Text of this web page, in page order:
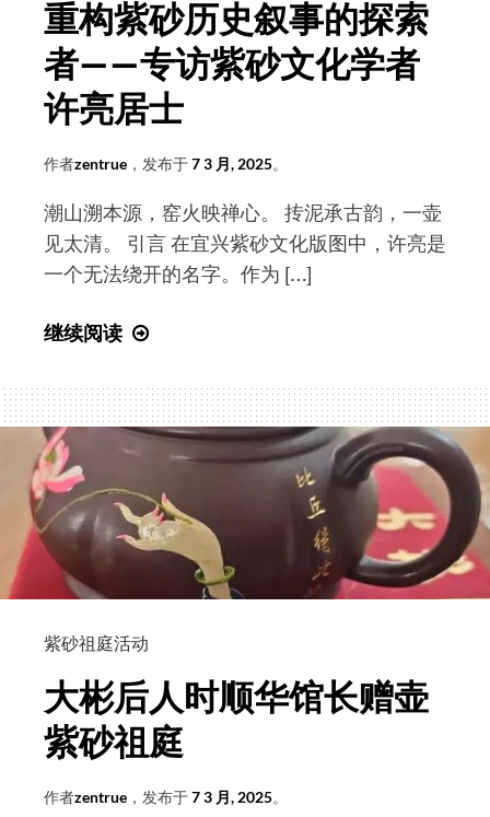
寺
重构紫砂历史叙事的探索
者——专访紫砂文化学者
许亮居士
作者zentrue ，发布于7 3 月, 2025。
潮山溯本源，窑火映禅心。 抟泥承古韵，一壶
见太清。 引言 在宜兴紫砂文化版图中，许亮是
一个无法绕开的名字。作为 […]
继续阅读
紫
砂
历
叙
事
探
——
专
访
砂
紫砂祖庭活动
大彬后人时顺华馆长赠壶
紫砂祖庭
作者zentrue ，发布于7 3 月, 2025。